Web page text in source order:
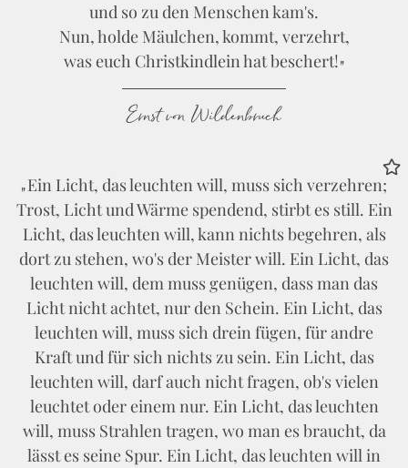
und so zu den Menschen kam's.
Nun, holde Mäulchen, kommt, verzehrt,
was euch Christkindlein hat beschert!
Ernst von Wildenbruch
Ein Licht, das leuchten will, muss sich verzehren;
Trost, Licht und Wärme spendend, stirbt es still. Ein
Licht, das leuchten will, kann nichts begehren, als
dort zu stehen, wo's der Meister will. Ein Licht, das
leuchten will, dem muss genügen, dass man das
Licht nicht achtet, nur den Schein. Ein Licht, das
leuchten will, muss sich drein fügen, für andre
Kraft und für sich nichts zu sein. Ein Licht, das
leuchten will, darf auch nicht fragen, ob's vielen
leuchtet oder einem nur. Ein Licht, das leuchten
will, muss Strahlen tragen, wo man es braucht, da
lässt es seine Spur. Ein Licht, das leuchten will in